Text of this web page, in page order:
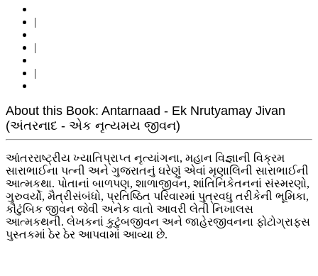
|
|
|
About this Book: Antarnaad - Ek Nrutyamay Jivan
(અંતરનાદ - એક નૃત્યમય જીવન)
આંતરરાષ્ટ્રીય ખ્યાતિપ્રાપ્ત નૃત્યાંગના, મહાન વિજ્ઞાની વિક્રમ
સારાભાઈના પત્ની અને ગુજરાતનું ઘરેણું એવાં મૃણાલિની સારાભાઈની
આત્મકથા. પોતાનાં બાળપણ, શાળાજીવન, શાંતિનિકેતનનાં સંસ્મરણો,
ગુરુવર્યો, મૈત્રીસંબંધો, પ્રતિષ્ઠિત પરિવારમાં પુત્રવધુ તરીકેની ભૂમિકા,
કૌટુંબિક જીવન જેવી અનેક વાતો આવરી લેતી નિખાલસ
આત્મકથની. લેખકનાં કુટુંબજીવન અને જાહેરજીવનના ફોટોગ્રાફ્સ
પુસ્તકમાં ઠેર ઠેર આપવામાં આવ્યા છે.